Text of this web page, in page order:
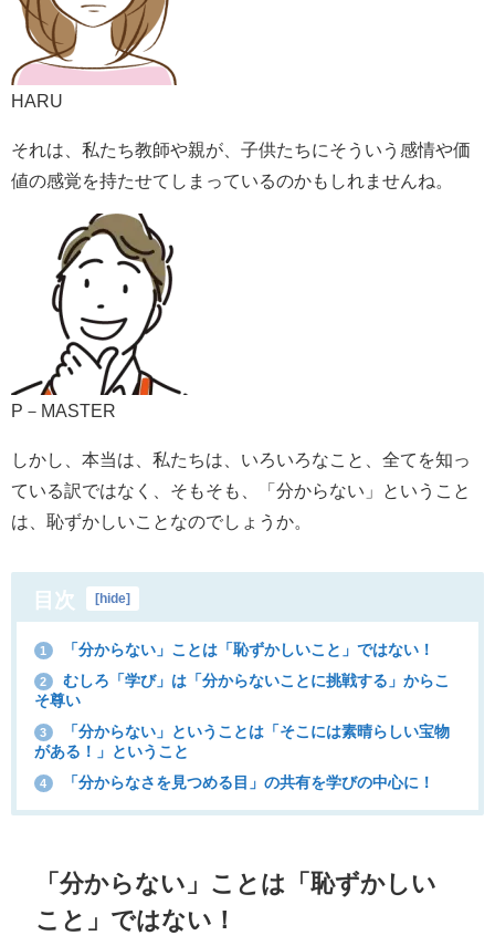
HARU
それは、私たち教師や親が、子供たちにそういう感情や価
値の感覚を持たせてしまっているのかもしれませんね。
P－MASTER
しかし、本当は、私たちは、いろいろなこと、全てを知っ
ている訳ではなく、そもそも、「分からない」ということ
は、恥ずかしいことなのでしょうか。
目次 [hide]
1 「分からない」ことは「恥ずかしいこと」ではない！
2
むしろ「学び」は「分からないことに挑戦する」からこ
そ尊い
3
「分からない」ということは「そこには素晴らしい宝物
がある！」ということ
4 「分からなさを見つめる目」の共有を学びの中心に！
「分からない」ことは「恥ずかしい
こと」ではない！